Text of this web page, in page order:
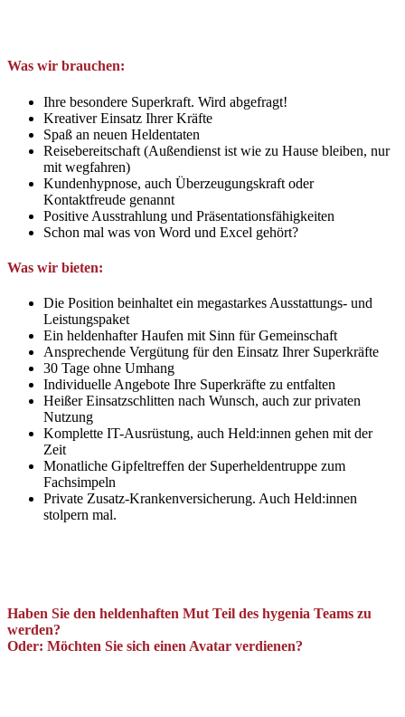
Was wir brauchen:
Ihre besondere Superkraft. Wird abgefragt!
Kreativer Einsatz Ihrer Kräfte
Spaß an neuen Heldentaten
Reisebereitschaft (Außendienst ist wie zu Hause bleiben, nur
mit wegfahren)
Kundenhypnose, auch Überzeugungskraft oder
Kontaktfreude genannt
Positive Ausstrahlung und Präsentationsfähigkeiten
Schon mal was von Word und Excel gehört?
Was wir bieten:
Die Position beinhaltet ein megastarkes Ausstattungs- und
Leistungspaket
Ein heldenhafter Haufen mit Sinn für Gemeinschaft
Ansprechende Vergütung für den Einsatz Ihrer Superkräfte
30 Tage ohne Umhang
Individuelle Angebote Ihre Superkräfte zu entfalten
Heißer Einsatzschlitten nach Wunsch, auch zur privaten
Nutzung
Komplette IT-Ausrüstung, auch Held:innen gehen mit der
Zeit
Monatliche Gipfeltreffen der Superheldentruppe zum
Fachsimpeln
Private Zusatz-Krankenversicherung. Auch Held:innen
stolpern mal.
Haben Sie den heldenhaften Mut Teil des hygenia Teams zu
werden?
Oder: Möchten Sie sich einen Avatar verdienen?